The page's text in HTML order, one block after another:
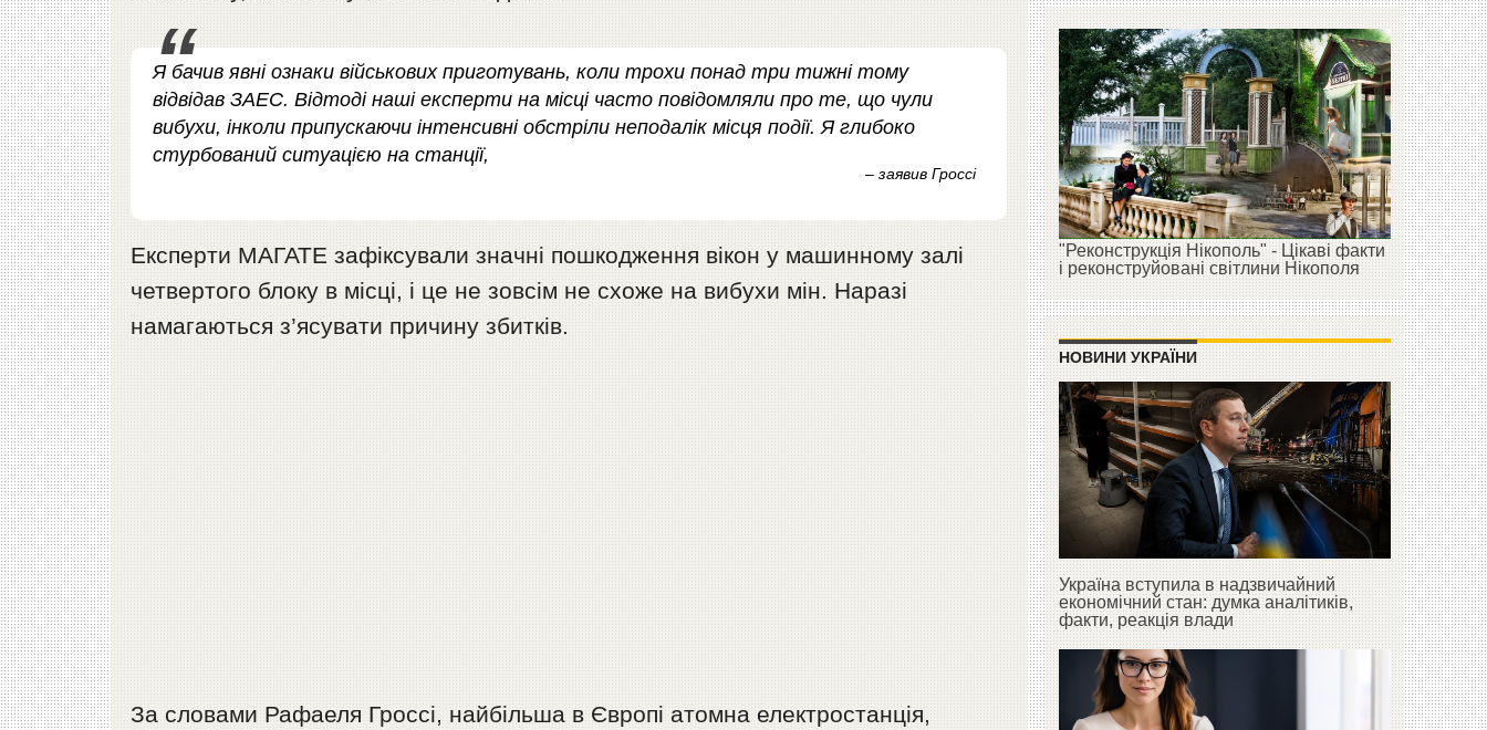
Я бачив явні ознаки військових приготувань, коли трохи понад три тижні тому
відвідав ЗАЕС. Відтоді наші експерти на місці часто повідомляли про те, що чули
вибухи, інколи припускаючи інтенсивні обстріли неподалік місця події. Я глибоко
стурбований ситуацією на станції,
– заявив Гроссі
Експерти МАГАТЕ зафіксували значні пошкодження вікон у машинному залі
четвертого блоку в місці, і це не зовсім не схоже на вибухи мін. Наразі
намагаються з’ясувати причину збитків.
За словами Рафаеля Гроссі, найбільша в Європі атомна електростанція,
"Реконструкція Нікополь" - Цікаві факти
і реконструйовані світлини Нікополя
НОВИНИ УКРАЇНИ
Україна вступила в надзвичайний
економічний стан: думка аналітиків,
факти, реакція влади